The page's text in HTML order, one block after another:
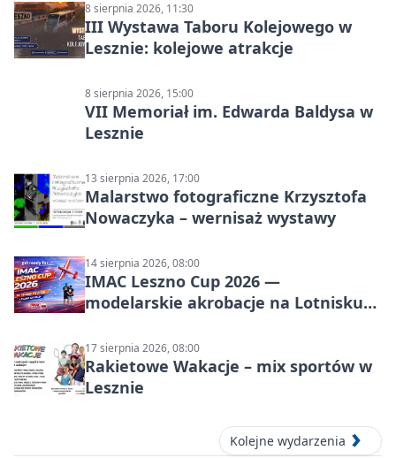
8 sierpnia 2026, 11:30
III Wystawa Taboru Kolejowego w
Lesznie: kolejowe atrakcje
8 sierpnia 2026, 15:00
VII Memoriał im. Edwarda Baldysa w
Lesznie
13 sierpnia 2026, 17:00
Malarstwo fotograficzne Krzysztofa
Nowaczyka – wernisaż wystawy
14 sierpnia 2026, 08:00
IMAC Leszno Cup 2026 —
modelarskie akrobacje na Lotnisku
17 sierpnia 2026, 08:00
Rakietowe Wakacje – mix sportów w
Lesznie
Kolejne wydarzenia